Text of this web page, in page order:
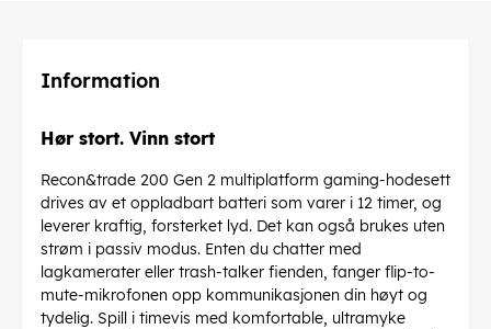
Information
Hør stort. Vinn stort
Recon&trade 200 Gen 2 multiplatform gaming-hodesett
drives av et oppladbart batteri som varer i 12 timer, og
leverer kraftig, forsterket lyd. Det kan også brukes uten
strøm i passiv modus. Enten du chatter med
lagkamerater eller trash-talker fienden, fanger flip-to-
mute-mikrofonen opp kommunikasjonen din høyt og
tydelig. Spill i timevis med komfortable, ultramyke